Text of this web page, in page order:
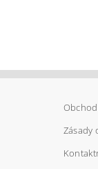
Zásady